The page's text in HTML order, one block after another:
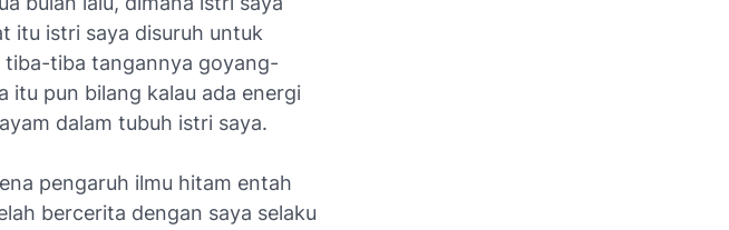
itu istri saya disuruh untuk
tiba-tiba tangannya goyang-
itu pun bilang kalau ada energi
dalam tubuh istri saya.
pengaruh ilmu hitam entah
bercerita dengan saya selaku